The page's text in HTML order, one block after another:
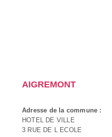
AIGREMONT
Adresse de la commune :
HOTEL DE VILLE
3 RUE DE L ECOLE